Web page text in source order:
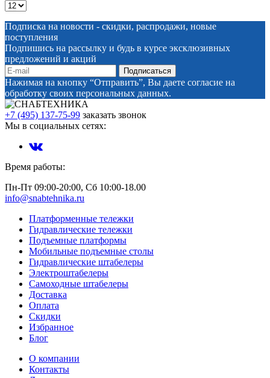
Подписка на новости - скидки, распродажи, новые
поступления
Подпишись на рассылку и будь в курсе эксклюзивных
предложений и акций
Нажимая на кнопку “Отправить”, Вы даете согласие на
обработку своих персональных данных.
+7 (495) 137-75-99 заказать звонок
Мы в социальных сетях:
Время работы:
Пн-Пт 09:00-20:00, Сб 10:00-18.00
info@snabtehnika.ru
Платформенные тележки
Гидравлические тележки
Подъемные платформы
Мобильные подъемные столы
Гидравлические штабелеры
Электроштабелеры
Самоходные штабелеры
Доставка
Оплата
Скидки
Избранное
Блог
О компании
Контакты